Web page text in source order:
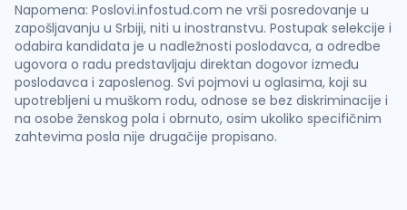
Napomena: Poslovi.infostud.com ne vrši posredovanje u
zapošljavanju u Srbiji, niti u inostranstvu. Postupak selekcije i
odabira kandidata je u nadležnosti poslodavca, a odredbe
ugovora o radu predstavljaju direktan dogovor između
poslodavca i zaposlenog. Svi pojmovi u oglasima, koji su
upotrebljeni u muškom rodu, odnose se bez diskriminacije i
na osobe ženskog pola i obrnuto, osim ukoliko specifičnim
zahtevima posla nije drugačije propisano.